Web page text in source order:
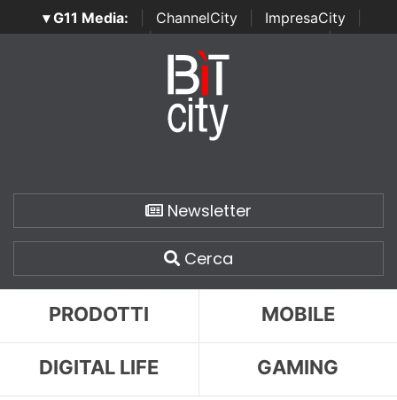
▾ G11 Media: ChannelCity ImpresaCity
SecurityOpenLab | Italian Channel Awards | Italian
Italian Security Awards
Newsletter
Cerca
PRODOTTI MOBILE
DIGITAL LIFE GAMING